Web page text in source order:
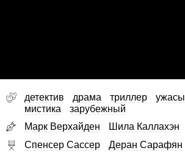
детектив драма триллер ужасы
мистика
зарубежный
Марк Верхайден
Шила Каллахэн
Спенсер Сассер
Деран Сарафян